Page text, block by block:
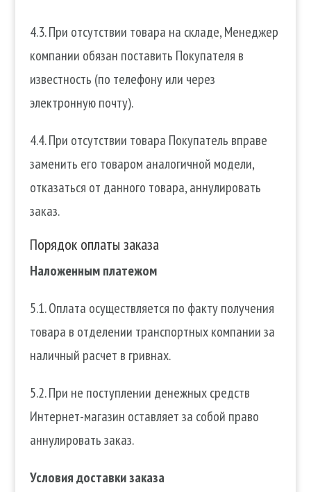
4.3. При отсутствии товара на складе, Менеджер
компании обязан поставить Покупателя в
известность (по телефону или через
электронную почту).
4.4. При отсутствии товара Покупатель вправе
заменить его товаром аналогичной модели,
отказаться от данного товара, аннулировать
заказ.
Порядок оплаты заказа
Наложенным платежом
5.1. Оплата осуществляется по факту получения
товара в отделении транспортных компании за
наличный расчет в гривнах.
5.2. При не поступлении денежных средств
Интернет-магазин оставляет за собой право
аннулировать заказ.
Условия доставки заказа